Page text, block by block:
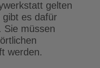
gelten
es dafür
Sie müssen
werden.